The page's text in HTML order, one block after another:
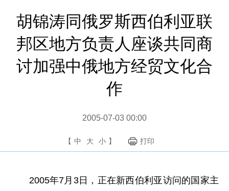
胡锦涛同俄罗斯西伯利亚联
邦区地方负责人座谈共同商
讨加强中俄地方经贸文化合
作
2005-07-03 00:00
【 中 大 小 】 打印
2005年7月3日，正在新西伯利亚访问的国家主